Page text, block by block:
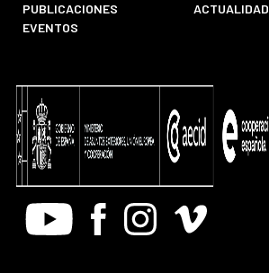
PUBLICACIONES
ACTUALIDAD
EVENTOS
Youtube FacebookInstagram
Vimeo